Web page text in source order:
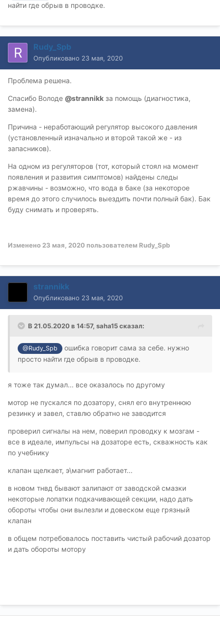
найти где обрыв в проводке.
Rudy_Spb
Опубликовано 23 мая, 2020
Проблема решена.
Спасибо Володе @strannikk за помощь (диагностика,
замена).
Причина - неработающий регулятор высокого давления
(установленный изначально и второй такой же - из
запасников).
На одном из регуляторов (тот, который стоял на момент
появления и развития симптомов) найдены следы
ржавчины - возможно, что вода в баке (за некоторое
время до этого случилось выездить почти полный бак). Бак
буду снимать и проверять.
Изменено 23 мая, 2020 пользователем Rudy_Spb
strannikk
Опубликовано 23 мая, 2020
В 21.05.2020 в 14:57, saha15сказал:
@Rudy_Spb
ошибка говорит сама за себе. нужно
просто найти где обрыв в проводке.
я тоже так думал... все оказалось по другому
мотор не пускался по дозатору, снял его внутреннюю
резинку и завел, ставлю обратно не заводится
проверил сигналы на нем, поверил проводку к мозгам -
все в идеале, импульсы на дозаторе есть, скважность как
по учебнику
клапан щелкает, э\магнит работает...
в новом тнвд бывают залипают от заводской смазки
некоторые лопатки подкачивающей секции, надо дать
обороты чтобы они вылезли и довеском еще грязный
клапан
в общем потребовалось поставить чистый рабочий дозатор
и дать обороты мотору